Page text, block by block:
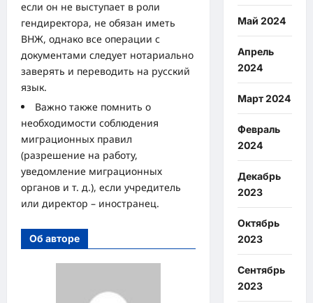
если он не выступает в роли
гендиректора, не обязан иметь
ВНЖ, однако все операции с
документами следует нотариально
заверять и переводить на русский
язык.
Важно также помнить о
необходимости соблюдения
миграционных правил
(разрешение на работу,
уведомление миграционных
органов и т. д.), если учредитель
или директор – иностранец.
Об авторе
Май 2024
Апрель
2024
Март 2024
Февраль
2024
Декабрь
2023
Октябрь
2023
Сентябрь
2023